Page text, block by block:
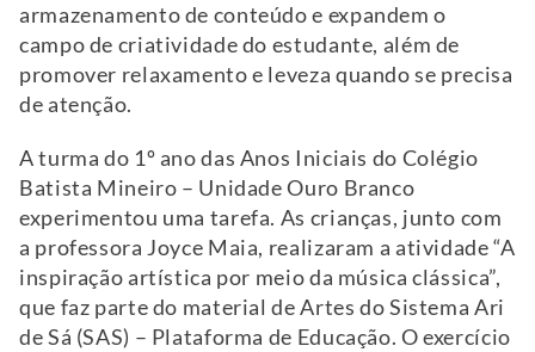
armazenamento de conteúdo e expandem o
campo de criatividade do estudante, além de
promover relaxamento e leveza quando se precisa
de atenção.
A turma do 1º ano das Anos Iniciais do Colégio
Batista Mineiro – Unidade Ouro Branco
experimentou uma tarefa. As crianças, junto com
a professora Joyce Maia, realizaram a atividade “A
inspiração artística por meio da música clássica”,
que faz parte do material de Artes do Sistema Ari
de Sá (SAS) – Plataforma de Educação. O exercício